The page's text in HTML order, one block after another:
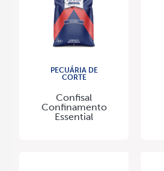
PECUÁRIA DE
CORTE
Confisal
Confinamento
Essential